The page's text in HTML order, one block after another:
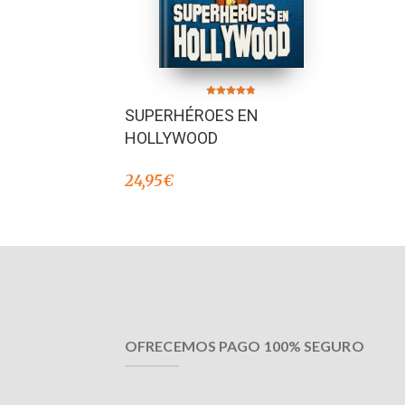
4.77
de 5
SUPERHÉROES EN
HOLLYWOOD
24,95€
OFRECEMOS PAGO 100% SEGURO